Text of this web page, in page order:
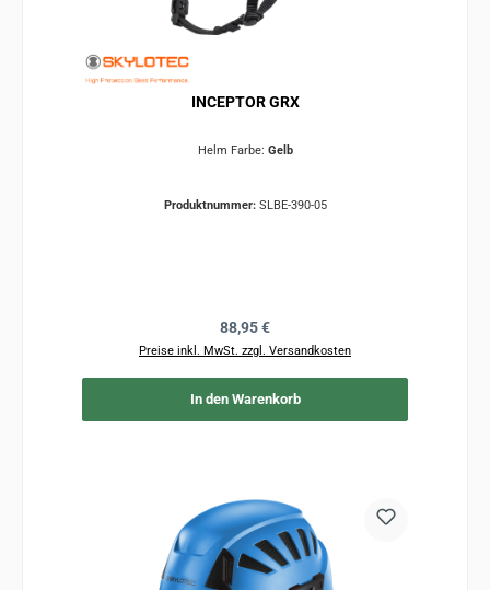
INCEPTOR GRX
Helm Farbe: Gelb
Produktnummer: SLBE-390-05
Regulärer Preis:
88,95 €
Preise inkl. MwSt. zzgl. Versandkosten
In den Warenkorb